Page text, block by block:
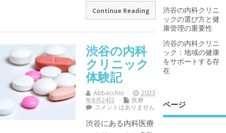
Continue Reading
渋谷の内科
クリニック
体験記
Abbacchio
2023
年8月24日
医療
コメントはありません
渋谷にある内科医療
渋谷の内科クリニ
ックの選び方と健
康管理の重要性
渋谷の内科クリニ
ック：地域の健康
をサポートする存
在
ページ